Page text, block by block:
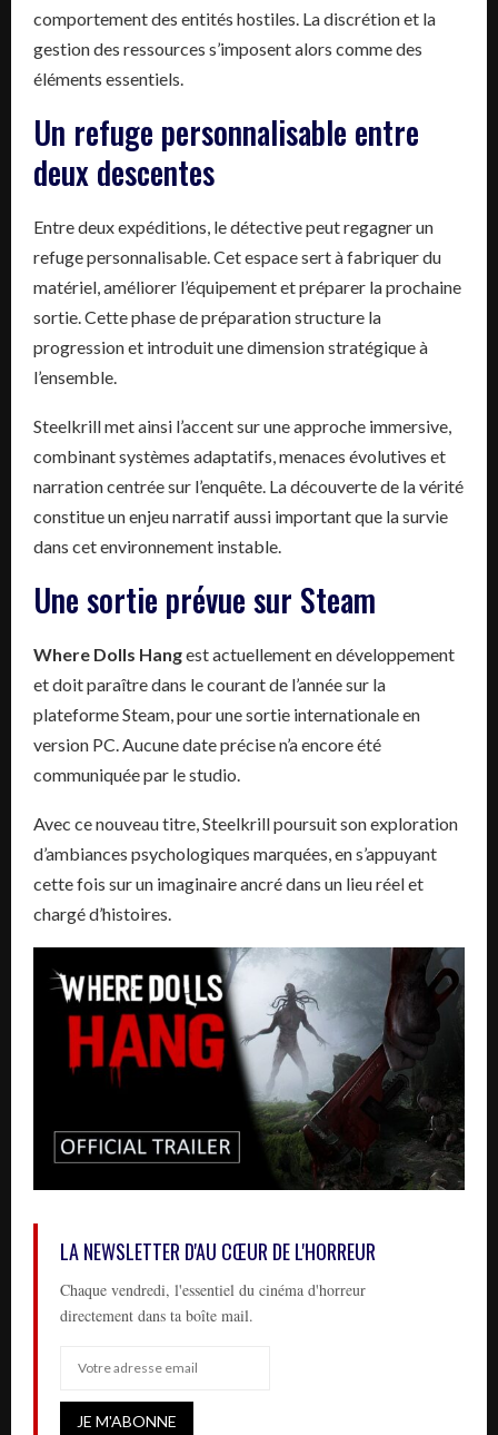
comportement des entités hostiles. La discrétion et la
gestion des ressources s’imposent alors comme des
éléments essentiels.
Un refuge personnalisable entre
deux descentes
Entre deux expéditions, le détective peut regagner un
refuge personnalisable. Cet espace sert à fabriquer du
matériel, améliorer l’équipement et préparer la prochaine
sortie. Cette phase de préparation structure la
progression et introduit une dimension stratégique à
l’ensemble.
Steelkrill met ainsi l’accent sur une approche immersive,
combinant systèmes adaptatifs, menaces évolutives et
narration centrée sur l’enquête. La découverte de la vérité
constitue un enjeu narratif aussi important que la survie
dans cet environnement instable.
Une sortie prévue sur Steam
Where Dolls Hangest actuellement en développement
et doit paraître dans le courant de l’année sur la
plateforme Steam, pour une sortie internationale en
version PC. Aucune date précise n’a encore été
communiquée par le studio.
Avec ce nouveau titre, Steelkrill poursuit son exploration
d’ambiances psychologiques marquées, en s’appuyant
cette fois sur un imaginaire ancré dans un lieu réel et
chargé d’histoires.
LA NEWSLETTER D'AU CŒUR DE L'HORREUR
Chaque vendredi, l'essentiel du cinéma d'horreur
directement dans ta boîte mail.